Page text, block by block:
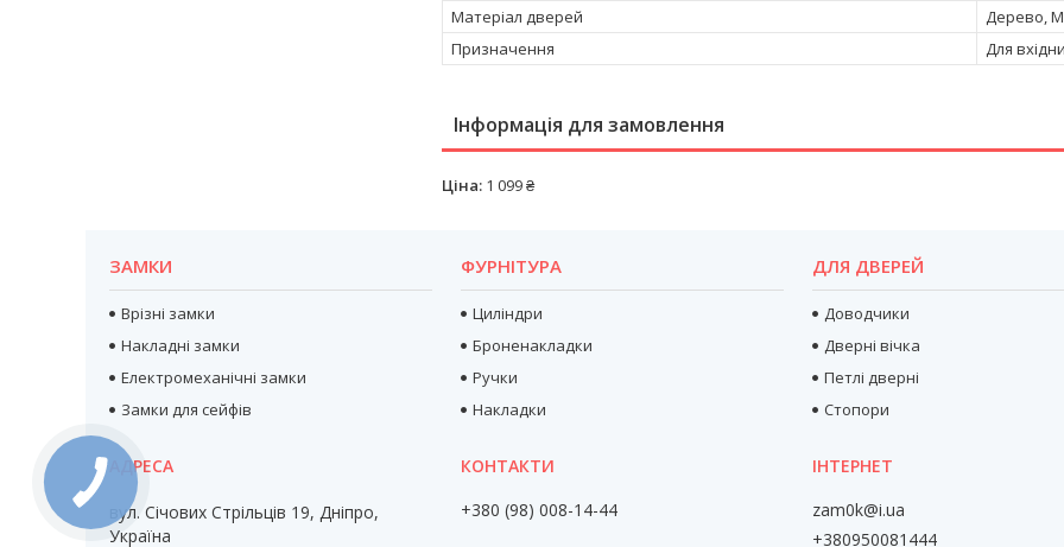
Матеріал дверей
Дерево,
Призначення
Для
Інформація для замовлення
Ціна: 1 099 ₴
ЗАМКИ
Врізні замки
Накладні замки
Електромеханічні замки
Замки для сейфів
ФУРНІТУРА
Циліндри
Броненакладки
Ручки
Накладки
ДЛЯ ДВЕРЕЙ
Доводчики
Дверні вічка
Петлі дверні
Стопори
вул. Січових Стрільців 19, Дніпро,
Україна
+380 (98) 008-14-44
zam0k@i.ua
+380950081444